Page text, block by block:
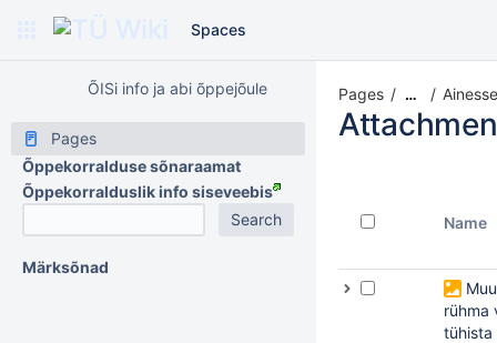
Spaces
ÕISi info ja abi õppejõule
Pages
Õppekorralduse sõnaraamat
Õppekorralduslik info siseveebis
Märksõnad
Pages …
Name
rühma
tühista